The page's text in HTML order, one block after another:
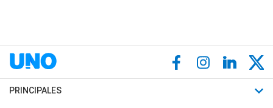
PRINCIPALES